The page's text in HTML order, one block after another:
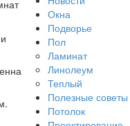
Окна
Подворье
Пол
Ламинат
Линолеум
Теплый
Полезные советы
Потолок